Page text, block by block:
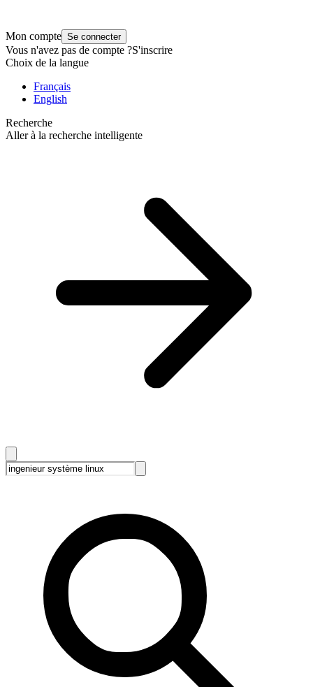
Mon compte Se connecter
Vous n'avez pas de compte ?S'inscrire
Choix de la langue
Français
English
Recherche
Aller à la recherche intelligente